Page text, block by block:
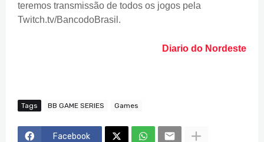
teremos transmissão de todos os jogos pela
Twitch.tv/BancodoBrasil.
Diario do Nordeste
Tags BB GAME SERIES Games
Facebook